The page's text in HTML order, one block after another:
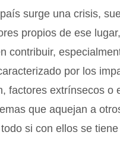
surge una crisis,
propios de ese
contribuir,
por los
factores extrínsecos o
que aquejan a
si con ellos se tiene